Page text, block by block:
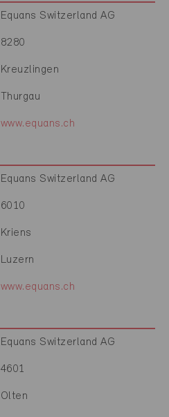
Equans Switzerland AG
8280
Kreuzlingen
Thurgau
www.equans.ch
Equans Switzerland AG
6010
Kriens
Luzern
www.equans.ch
Equans Switzerland AG
4601
Olten